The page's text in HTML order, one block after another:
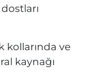
kollarında ve
kaynağı